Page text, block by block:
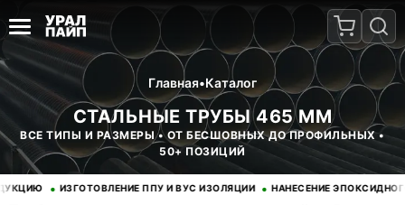
Главная•Каталог
СТАЛЬНЫЕ ТРУБЫ 465 ММ
ВСЕ ТИПЫ И РАЗМЕРЫ • ОТ БЕСШОВНЫХ ДО ПРОФИЛЬНЫХ •
50+ ПОЗИЦИЙ
• ИЗГОТОВЛЕНИЕ ППУ И ВУС ИЗОЛЯЦИИ • НАНЕСЕНИЕ ЭПОКСИДНОГО